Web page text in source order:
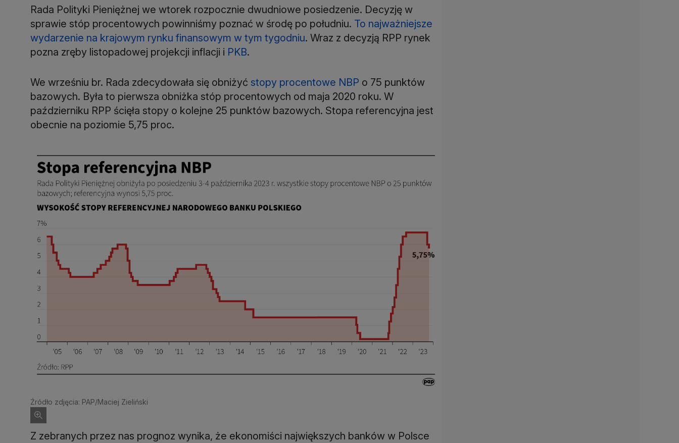
Rada Polityki Pieniężnej we wtorek rozpocznie dwudniowe posiedzenie. Decyzję w
sprawie stóp procentowych powinniśmy poznać w środę po południu. To najważniejsze
wydarzenie na krajowym rynku finansowym w tym tygodniu. Wraz z decyzją RPP rynek
pozna zręby listopadowej projekcji inflacji i PKB.
We wrześniu br. Rada zdecydowała się obniżyć stopy procentowe NBP o 75 punktów
bazowych. Była to pierwsza obniżka stóp procentowych od maja 2020 roku. W
październiku RPP ścięła stopy o kolejne 25 punktów bazowych. Stopa referencyjna jest
obecnie na poziomie 5,75 proc.
Źródło zdjęcia: PAP/Maciej Zieliński
Z zebranych przez nas prognoz wynika, że ekonomiści największych banków w Polsce